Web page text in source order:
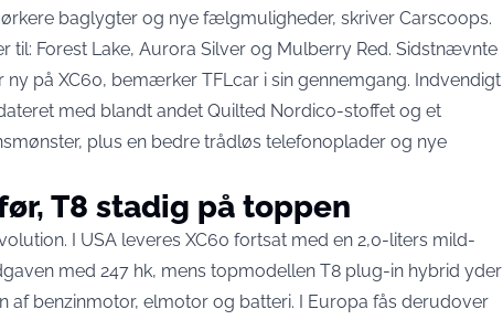
baglygter og nye fælgmuligheder, skriver Carscoops.
til: Forest Lake, Aurora Silver og Mulberry Red. Sidstnævnte
ny på XC60, bemærker TFLcar i sin gennemgang. Indvendigt
med blandt andet Quilted Nordico-stoffet og et
plus en bedre trådløs telefonoplader og nye
T8 stadig på toppen
I USA leveres XC60 fortsat med en 2,0-liters mild-
med 247 hk, mens topmodellen T8 plug-in hybrid yder
af benzinmotor, elmotor og batteri. I Europa fås derudover